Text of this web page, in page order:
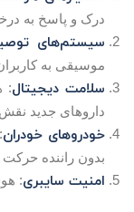
درک و پاسخ به
سیستم‌های
موسیقی به
سلامت دیجیتال:
داروهای جدید
خودروهای خودران
بدون راننده حرکت
امنیت سایبری: